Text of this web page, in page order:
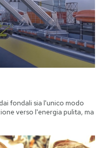
fondali sia l'unico modo
verso l'energia pulita, ma